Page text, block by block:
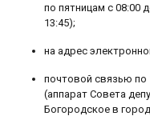
по пятницам с 08:00
13:45);
на адрес
почтовой связью по
(аппарат Совета
Богородское в